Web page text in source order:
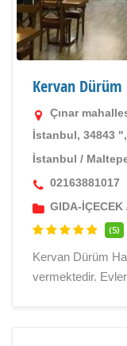
Kervan Dürüm
Çınar
İstanbul, 34843
İstanbul /
02163881017
GIDA-İÇECEK
(5)
Kervan Dürüm
vermektedir.